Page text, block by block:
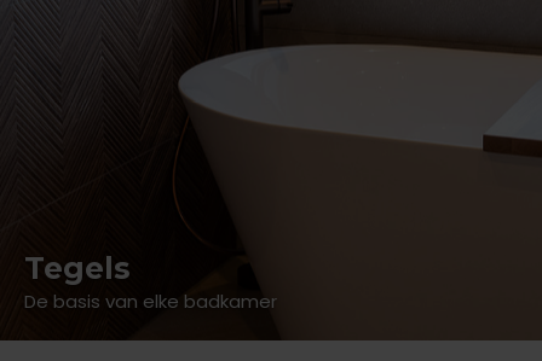
Tegels
De basis van elke badkamer